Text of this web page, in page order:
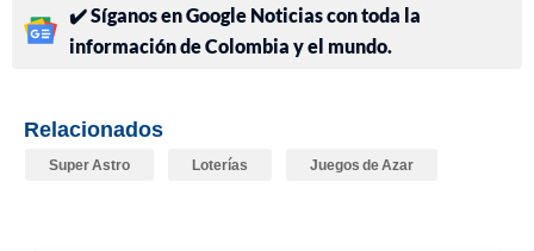
✔️ Síganos en Google Noticias con toda la
información de Colombia y el mundo.
Relacionados
Super Astro Loterías Juegos de Azar